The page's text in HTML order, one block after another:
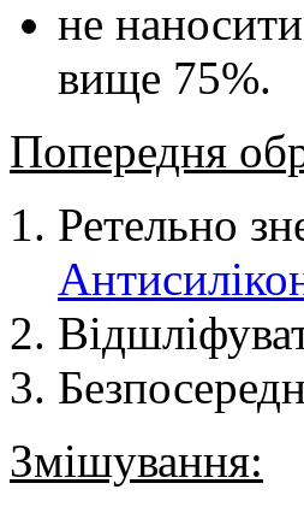
не
вище 75%.
Попередня
Ретельно
Змішування: